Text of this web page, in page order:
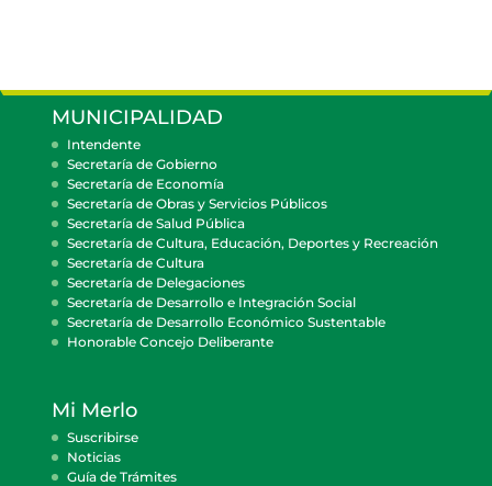
MUNICIPALIDAD
Intendente
Secretaría de Gobierno
Secretaría de Economía
Secretaría de Obras y Servicios Públicos
Secretaría de Salud Pública
Secretaría de Cultura, Educación, Deportes y Recreación
Secretaría de Cultura
Secretaría de Delegaciones
Secretaría de Desarrollo e Integración Social
Secretaría de Desarrollo Económico Sustentable
Honorable Concejo Deliberante
Mi Merlo
Suscribirse
Noticias
Guía de Trámites